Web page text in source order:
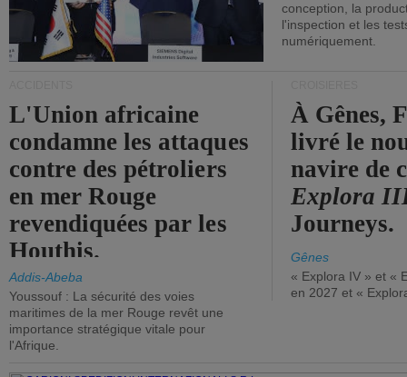
conception, la
l'inspection et les
numériquement.
L'Union africaine
condamne les attaques
contre des pétroliers
en mer Rouge
revendiquées par les
Houthis.
Addis-Abeba
Youssouf : La sécurité des voies
maritimes de la mer Rouge revêt une
importance stratégique vitale pour
l'Afrique.
À Gênes,
livré le
navire de
Explora
Journeys.
Gênes
« Explora IV » et «
en 2027 et «